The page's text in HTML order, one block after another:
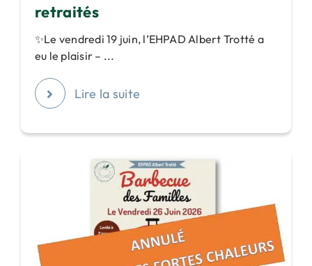
retraités
✨Le vendredi 19 juin, l’EHPAD Albert Trotté a
eu le plaisir – ...
Lire la suite